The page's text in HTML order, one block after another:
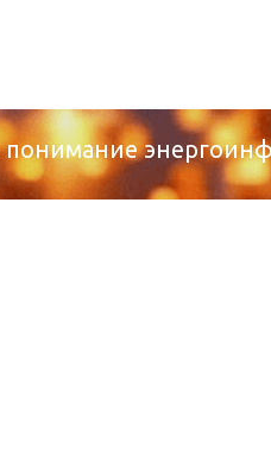
понимание